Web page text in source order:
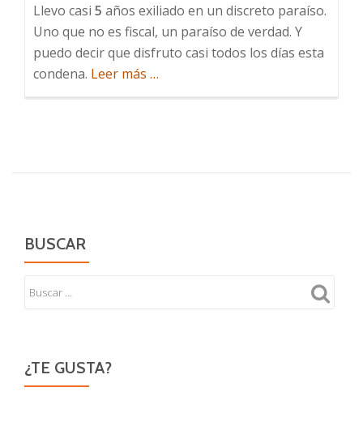
Llevo casi 5 años exiliado en un discreto paraíso.
Uno que no es fiscal, un paraíso de verdad. Y
puedo decir que disfruto casi todos los días esta
condena. Leer más acerca
el
…
BUSCAR
¿TE GUSTA?